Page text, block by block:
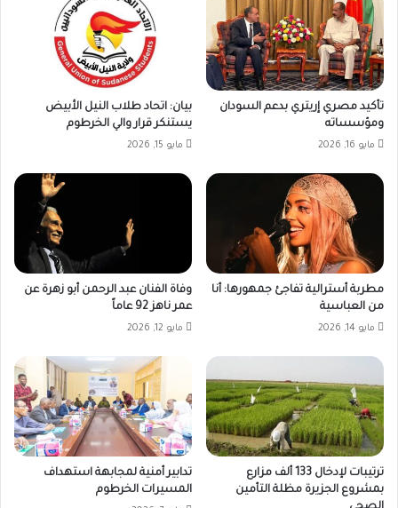
تأكيد مصري إريتري بدعم السودان
ومؤسساته
مايو 16, 2026
بيان: اتحاد طلاب النيل الأبيض
يستنكر قرار والي الخرطوم
مايو 15, 2026
مطربة أسترالية تفاجئ جمهورها: أنا
من العباسية
مايو 14, 2026
وفاة الفنان عبد الرحمن أبو زهرة عن
عمر ناهز 92 عاماً
مايو 12, 2026
ترتيبات لإدخال 133 ألف مزارع
بمشروع الجزيرة مظلة التأمين
تدابير أمنية لمجابهة استهداف
المسيرات الخرطوم